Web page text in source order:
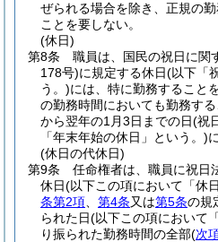
ぜられる場合を除き、正規の
ことを要しない。
(休日)
第8条
職員は、国民の祝日に関
178号)に規定する休日(以下「
う。)には、特に勤務すること
の勤務時間においても勤務する
から翌年の1月3日までの日(祝
「年末年始の休日」という。)
(休日の代休日)
第9条
任命権者は、職員に祝日
休日(以下この項において「休
条第2項
第4条又は第5条の規
られた日(以下この項において
り振られた勤務時間の全部(次